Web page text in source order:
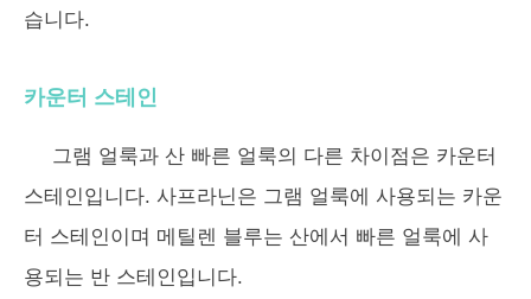
습니다.
카운터 스테인
그램 얼룩과 산 빠른 얼룩의 다른 차이점은 카운터
스테인입니다. 사프라닌은 그램 얼룩에 사용되는 카운
터 스테인이며 메틸렌 블루는 산에서 빠른 얼룩에 사
용되는 반 스테인입니다.